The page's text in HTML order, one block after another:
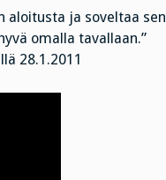
aloitusta ja soveltaa sen
omalla tavallaan.”
28.1.2011